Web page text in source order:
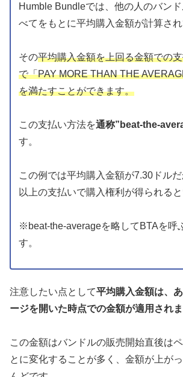
Humble Bundleでは、他の人のバン
べてをもとに平均購入金額が計算され
その平均購入金額を上回る金額での
で「PAY MORE THAN THE
を満たすことができます。
この支払い方法を通称”beat-the-
す。
この例では平均購入金額が7.30ドル
以上の支払いで購入権利が得られると
※beat-the-averageを略してBTAを呼
す。
注意したい点として平均購入金額は、
ージを開いた時点での金額が適用されま
この金額はバンドルの販売開始直後は
とに変化することが多く、金額が上が